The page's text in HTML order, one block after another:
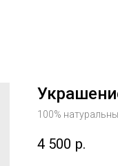
100%
4 500 р.